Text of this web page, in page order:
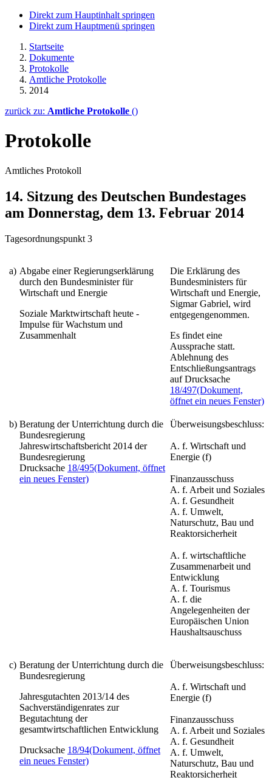
Direkt zum Hauptinhalt springen
Direkt zum Hauptmenü springen
Startseite
Dokumente
Protokolle
Amtliche Protokolle
2014
zurück zu: Amtliche Protokolle ()
Protokolle
Amtliches Protokoll
14. Sitzung des Deutschen Bundestages
am Donnerstag, dem 13. Februar 2014
Tagesordnungspunkt 3
a) Abgabe einer Regierungserklärung
durch den Bundesminister für
Wirtschaft und Energie
Soziale Marktwirtschaft heute -
Impulse für Wachstum und
Zusammenhalt
Die Erklärung des
Bundesministers für
Wirtschaft und Energie,
Sigmar Gabriel, wird
entgegengenommen.
Es findet eine
Aussprache statt.
Ablehnung des
Entschließungsantrags
auf Drucksache
18/497(Dokument,
öffnet ein neues Fenster)
b) Beratung der Unterrichtung durch die
Bundesregierung
Jahreswirtschaftsbericht 2014 der
Bundesregierung
Drucksache 18/495(Dokument, öffnet
ein neues Fenster)
Überweisungsbeschluss:
A. f. Wirtschaft und
Energie (f)
Finanzausschuss
A. f. Arbeit und Soziales
A. f. Gesundheit
A. f. Umwelt,
Naturschutz, Bau und
Reaktorsicherheit
A. f. wirtschaftliche
Zusammenarbeit und
Entwicklung
A. f. Tourismus
A. f. die
Angelegenheiten der
Europäischen Union
Haushaltsauschuss
c) Beratung der Unterrichtung durch die
Bundesregierung
Jahresgutachten 2013/14 des
Sachverständigenrates zur
Begutachtung der
gesamtwirtschaftlichen Entwicklung
Drucksache 18/94(Dokument, öffnet
ein neues Fenster)
Überweisungsbeschluss:
A. f. Wirtschaft und
Energie (f)
Finanzausschuss
A. f. Arbeit und Soziales
A. f. Gesundheit
A. f. Umwelt,
Naturschutz, Bau und
Reaktorsicherheit